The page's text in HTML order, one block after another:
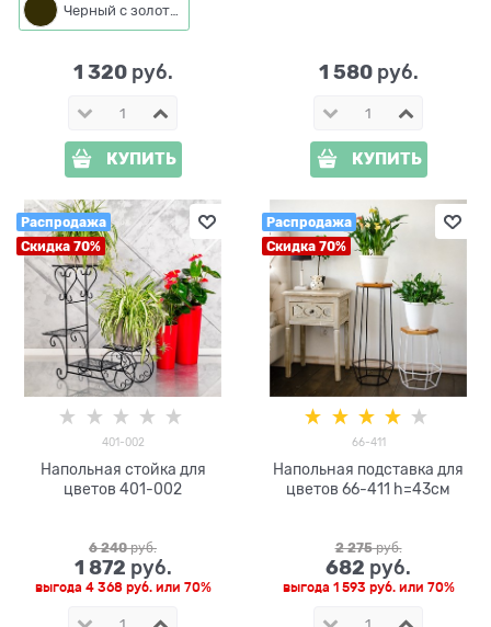
1 320 руб.
КУПИТЬ
1 580 руб.
КУПИТЬ
Распродажа
Скидка 70%
401-002
Напольная стойка для
цветов 401-002
6 240 руб.
1 872 руб.
выгода 4 368 руб.или 70%
Распродажа
Скидка 70%
66-411
Напольная подставка для
цветов 66-411 h=43см
2 275 руб.
682 руб.
выгода 1 593 руб.или 70%